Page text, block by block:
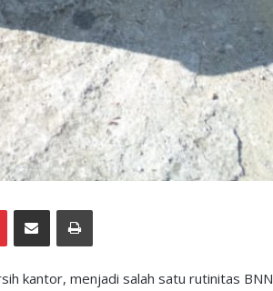
PinterestShare via Email Print
kantor, menjadi salah satu rutinitas BNN